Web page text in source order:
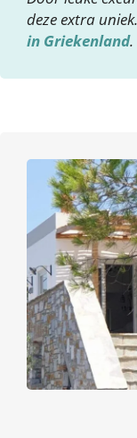
deze extra
in Griekenland.